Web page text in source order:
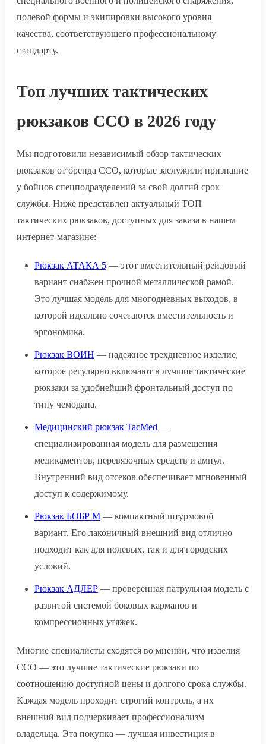
полевой формы и экипировки высокого уровня
качества, соответствующего профессиональному
стандарту.
Топ лучших тактических
рюкзаков ССО в 2026 году
Мы подготовили независимый обзор тактических
рюкзаков от бренда ССО, которые заслужили признание
у бойцов спецподразделений за свой долгий срок
службы. Ниже представлен актуальный ТОП
тактических рюкзаков, доступных для заказа в нашем
интернет-магазине:
Рюкзак АТАКА 5 — этот вместительный рейдовый
вариант снабжен прочной металлической рамой.
Это лучшая модель для многодневных выходов, в
которой идеально сочетаются вместительность и
эргономика.
Рюкзак ВОИН — надежное трехдневное изделие,
которое регулярно включают в лучшие тактические
рюкзаки за удобнейший фронтальный доступ по
типу чемодана.
Медицинский рюкзак TacMed —
специализированная модель для размещения
медикаментов, перевязочных средств и ампул.
Внутренний вид отсеков обеспечивает мгновенный
доступ к содержимому.
Рюкзак БОБР М — компактный штурмовой
вариант. Его лаконичный внешний вид отлично
подходит как для полевых, так и для городских
условий.
Рюкзак АДЛЕР — проверенная патрульная модель с
развитой системой боковых карманов и
компрессионных утяжек.
Многие специалисты сходятся во мнении, что изделия
ССО — это лучшие тактические рюкзаки по
соотношению доступной цены и долгого срока службы.
Каждая модель проходит строгий контроль, а их
внешний вид подчеркивает профессионализм
владельца. Эта покупка — лучшая инвестиция в